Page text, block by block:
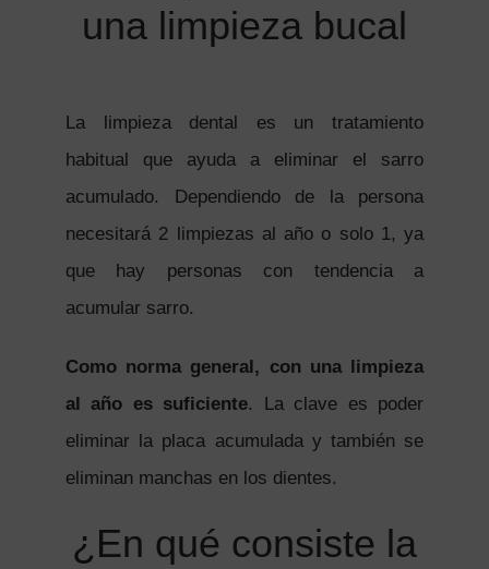
una limpieza bucal
La limpieza dental es un tratamiento
habitual que ayuda a eliminar el sarro
acumulado. Dependiendo de la persona
necesitará 2 limpiezas al año o solo 1, ya
que hay personas con tendencia a
acumular sarro.
Como norma general, con una limpieza
al año es suficiente. La clave es poder
eliminar la placa acumulada y también se
eliminan manchas en los dientes.
¿En qué consiste la